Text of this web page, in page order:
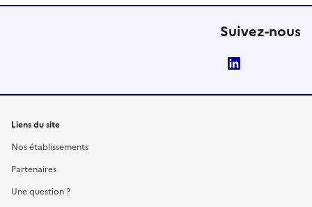
Suivez-nous
Liens du site
Nos établissements
Partenaires
Une question ?